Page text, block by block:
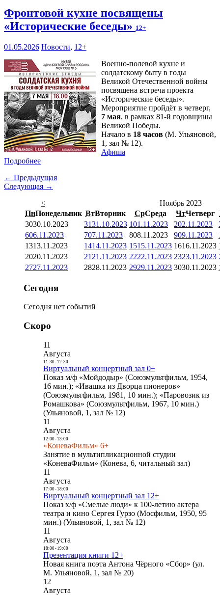
Фронтовой кухне посвящены
«Исторические беседы» 12+
01.05.2026 Новости, 12+
Военно-полевой кухне и
солдатскому быту в годы
Великой Отечественной войны
посвящена встреча проекта
«Исторические беседы».
Мероприятие пройдёт в четверг,
7 мая, в рамках 81-й годовщины
Великой Победы.
Начало в 18 часов (М. Ульяновой,
1, зал № 12).
Афиша
Подробнее
← Предыдущая
Следующая →
<
Ноябрь 2023
ПнПонедельник ВтВторник СрСреда ЧтЧетверг
3030.10.2023 3131.10.2023 101.11.2023 202.11.2023
606.11.2023 707.11.2023 808.11.2023 909.11.2023
1313.11.2023 1414.11.2023 1515.11.2023 1616.11.2023
2020.11.2023 21 21.11.2023 2222.11.2023 2323.11.2023
2727.11.2023 2828.11.2023 2929.11.2023 3030.11.2023
Сегодня
Сегодня нет событий
Скоро
11
Августа
11:30- 12:30
Виртуальный концертный зал 0+
Показ м/ф «Мойдодыр» (Союзмультфильм, 1954,
16 мин.); «Ивашка из Дворца пионеров»
(Союзмультфильм, 1981, 10 мин.); «Паровозик из
Ромашкова» (Союзмультфильм, 1967, 10 мин.)
(Ульяновой, 1, зал № 12)
11
Августа
12:00- 13:00
«КоневаФильм» 6+
Занятие в мультипликационной студии
«КоневаФильм» (Конева, 6, читальный зал)
11
Августа
17:00- 18:00
Виртуальный концертный зал 12+
Показ х/ф «Смелые люди» к 100-летию актера
театра и кино Сергея Гурзо (Мосфильм, 1950, 95
мин.) (Ульяновой, 1, зал № 12)
11
Августа
18:00- 19:00
Презентация книги 12+
Новая книга поэта Антона Чёрного «Сбор» (ул.
М. Ульяновой, 1, зал № 20)
12
Августа